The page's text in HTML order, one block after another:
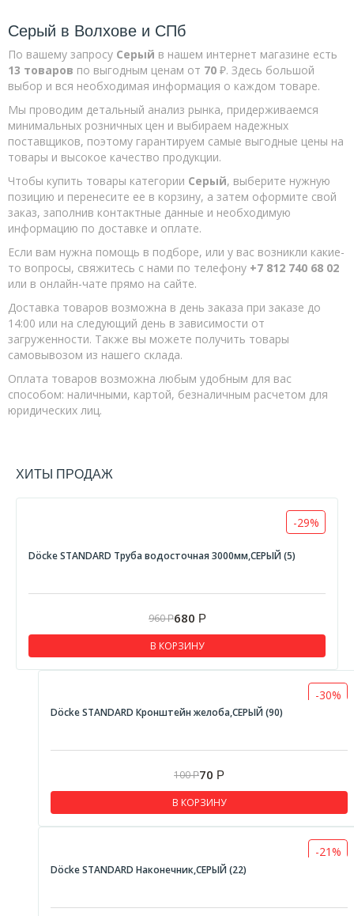
Серый в Волхове и СПб
По вашему запросу Серый в нашем интернет магазине есть
13 товаров по выгодным ценам от 70 ₽. Здесь большой
выбор и вся необходимая информация о каждом товаре.
Мы проводим детальный анализ рынка, придерживаемся
минимальных розничных цен и выбираем надежных
поставщиков, поэтому гарантируем самые выгодные цены на
товары и высокое качество продукции.
Чтобы купить товары категории Серый, выберите нужную
позицию и перенесите ее в корзину, а затем оформите свой
заказ, заполнив контактные данные и необходимую
информацию по доставке и оплате.
Если вам нужна помощь в подборе, или у вас возникли какие-
то вопросы, свяжитесь с нами по телефону +7 812 740 68 02
или в онлайн-чате прямо на сайте.
Доставка товаров возможна в день заказа при заказе до
14:00 или на следующий день в зависимости от
загруженности. Также вы можете получить товары
самовывозом из нашего склада.
Оплата товаров возможна любым удобным для вас
способом: наличными, картой, безналичным расчетом для
юридических лиц.
ХИТЫ ПРОДАЖ
-29%
Döcke STANDARD Труба водосточная 3000мм,СЕРЫЙ (5)
960Р680 Р
В КОРЗИНУ
-30%
Döcke STANDARD Кронштейн желоба,СЕРЫЙ (90)
100Р70 Р
В КОРЗИНУ
-21%
Döcke STANDARD Наконечник,СЕРЫЙ (22)